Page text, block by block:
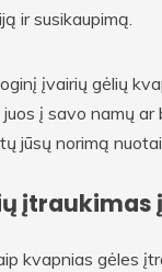
ir susikaupimą.
įvairių gėlių
į savo namų ar
jūsų norimą
įtraukimas
kvapnias gėles